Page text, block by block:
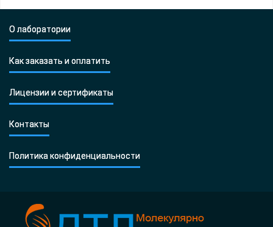
О лаборатории
Как заказать и оплатить
Лицензии и сертификаты
Контакты
Политика конфиденциальности